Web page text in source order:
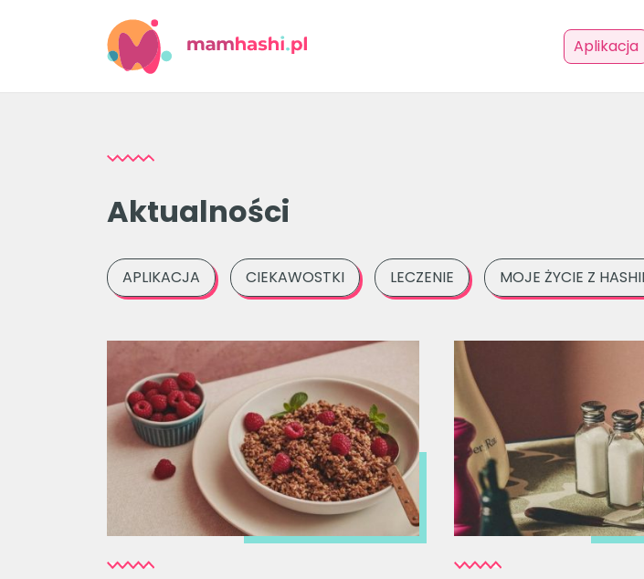
Aplikacja
Aktualności
APLIKACJA CIEKAWOSTKI LECZENIE MOJE ŻYCIE Z